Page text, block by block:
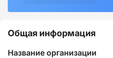
Общая информация
Название организации